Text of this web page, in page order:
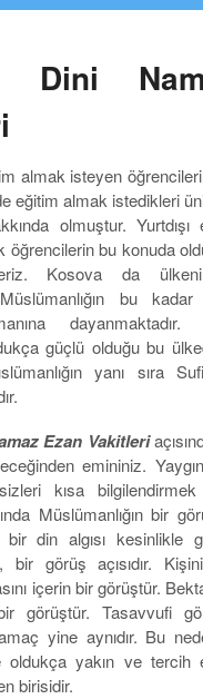
Dini
almak isteyen
eğitim almak istedikleri
olmuştur. Yurtdışı
öğrencilerin bu konuda
Kosova da
bu
güçlü olduğu bu
yanı sıra
Ezan Vakitleri
emininiz.
kısa
Müslümanlığın bir
bir din algısı kesinlikle
bir görüş açısıdır.
içerin bir görüştür.
görüştür. Tasavvufi
yine aynıdır. Bu
oldukça yakın ve tercih
birisidir.